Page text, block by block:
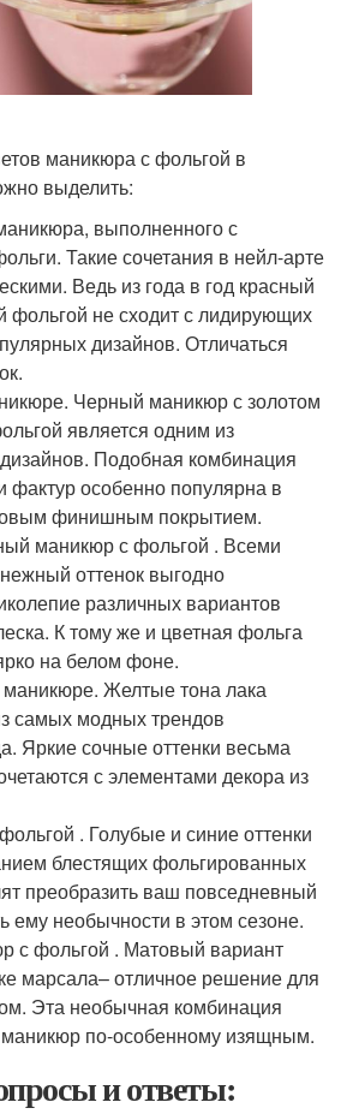
маникюра с фольгой в
выделить:
выполненного с
Такие сочетания в нейл-арте
Ведь из года в год красный
фольгой не сходит с лидирующих
дизайнов. Отличаться
Черный маникюр с золотом
является одним из
Подобная комбинация
фактур особенно популярна в
финишным покрытием.
маникюр с фольгой . Всеми
оттенок выгодно
различных вариантов
К тому же и цветная фольга
на белом фоне.
Желтые тона лака
самых модных трендов
Яркие сочные оттенки весьма
с элементами декора из
. Голубые и синие оттенки
блестящих фольгированных
преобразить ваш повседневный
ему необычности в этом сезоне.
с фольгой . Матовый вариант
марсала– отличное решение для
Эта необычная комбинация
маникюр по-особенному изящным.
и ответы: